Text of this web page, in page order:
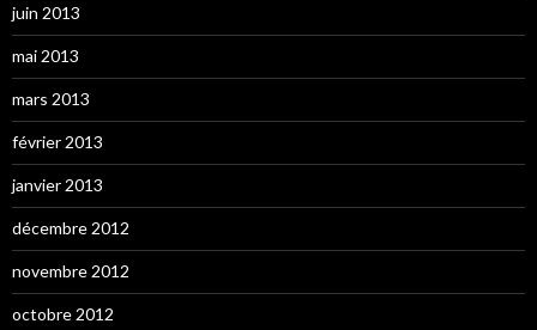
juin 2013
mai 2013
mars 2013
février 2013
janvier 2013
décembre 2012
novembre 2012
octobre 2012